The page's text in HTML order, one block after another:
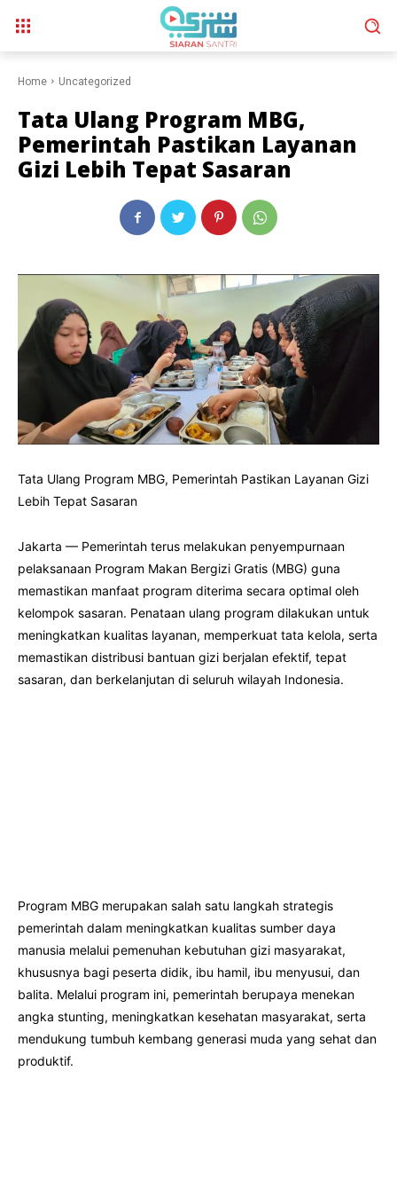
Home Uncategorized
Tata Ulang Program MBG,
Pemerintah Pastikan Layanan
Gizi Lebih Tepat Sasaran
Tata Ulang Program MBG, Pemerintah Pastikan Layanan Gizi
Lebih Tepat Sasaran
Jakarta — Pemerintah terus melakukan penyempurnaan
pelaksanaan Program Makan Bergizi Gratis (MBG) guna
memastikan manfaat program diterima secara optimal oleh
kelompok sasaran. Penataan ulang program dilakukan untuk
meningkatkan kualitas layanan, memperkuat tata kelola, serta
memastikan distribusi bantuan gizi berjalan efektif, tepat
sasaran, dan berkelanjutan di seluruh wilayah Indonesia.
Program MBG merupakan salah satu langkah strategis
pemerintah dalam meningkatkan kualitas sumber daya
manusia melalui pemenuhan kebutuhan gizi masyarakat,
khususnya bagi peserta didik, ibu hamil, ibu menyusui, dan
balita. Melalui program ini, pemerintah berupaya menekan
angka stunting, meningkatkan kesehatan masyarakat, serta
mendukung tumbuh kembang generasi muda yang sehat dan
produktif.